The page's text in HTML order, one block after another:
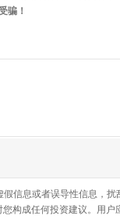
骗！
信息或者误导性信息，
构成任何投资建议。用